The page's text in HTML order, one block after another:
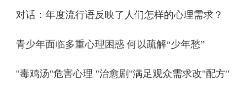
对话：年度流行语反映了人们怎样的心理需求？
青少年面临多重心理困惑 何以疏解“少年愁”
"毒鸡汤"危害心理 "治愈剧"满足观众需求改"配方"